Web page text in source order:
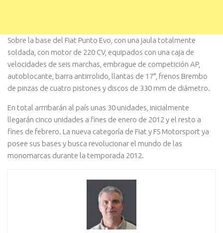
Sobre la base del Fiat Punto Evo, con una jaula totalmente
soldada, con motor de 220 CV, equipados con una caja de
velocidades de seis marchas, embrague de competición AP,
autoblocante, barra antirrolido, llantas de 17″, frenos Brembo
de pinzas de cuatro pistones y discos de 330 mm de diámetro.
En total arrribarán al país unas 30 unidades, inicialmente
llegarán cinco unidades a fines de enero de 2012 y el resto a
fines de febrero. La nueva categoría de Fiat y FS Motorsport ya
posee sus bases y busca revolucionar el mundo de las
monomarcas durante la temporada 2012.